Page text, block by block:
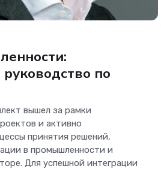
по
вышел за рамки
и активно
принятия решений,
в промышленности и
Для успешной интеграции